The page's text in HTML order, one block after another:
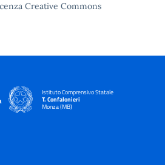
testo
Creative Commons
Istituto Comprensivo Statale
T. Confalonieri
Monza (MB)
— Visita la pagina iniziale della scuola